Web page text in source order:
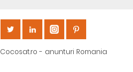
Cocosat.ro - anunturi Romania